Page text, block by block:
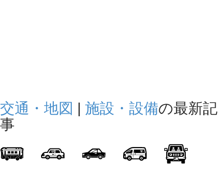
交通・地図 | 施設・設備の最新記
事